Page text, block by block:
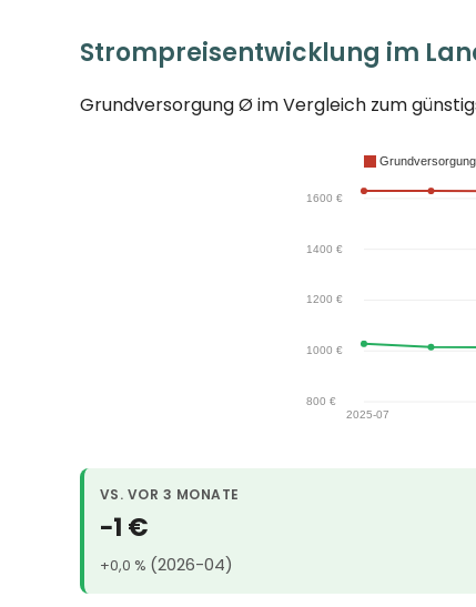
Strompreisentwicklung im
Grundversorgung Ø im Vergleich zum
VS. VOR 3 MONATE
−1 €
+0,0 % (2026-04)